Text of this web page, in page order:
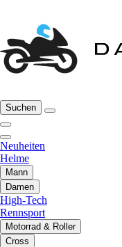
Suchen
Neuheiten
Helme
Mann
Damen
High-Tech
Rennsport
Motorrad & Roller
Cross